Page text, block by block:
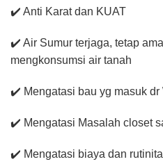
✔️ Anti Karat dan KUAT
✔️ Air Sumur terjaga, tetap
mengkonsumsi air tanah
✔️ Mengatasi bau yg masuk dr
✔️ Mengatasi Masalah closet
✔️ Mengatasi biaya dan